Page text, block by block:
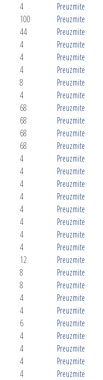
4
Preuzmite
100
Preuzmite
44
Preuzmite
4
Preuzmite
4
Preuzmite
4
Preuzmite
8
Preuzmite
4
Preuzmite
68
Preuzmite
68
Preuzmite
68
Preuzmite
68
Preuzmite
4
Preuzmite
4
Preuzmite
4
Preuzmite
4
Preuzmite
4
Preuzmite
4
Preuzmite
4
Preuzmite
4
Preuzmite
12
Preuzmite
8
Preuzmite
8
Preuzmite
4
Preuzmite
4
Preuzmite
6
Preuzmite
4
Preuzmite
4
Preuzmite
4
Preuzmite
4
Preuzmite